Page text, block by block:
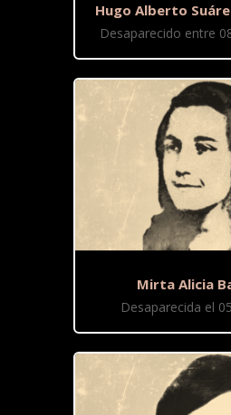
Hugo Alberto
Desaparecido entre
Mirta Alicia
Desaparecida el